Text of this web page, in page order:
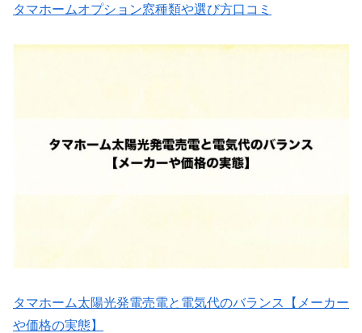
タマホームオプション窓種類や選び方口コミ
タマホーム太陽光発電売電と電気代のバランス【メーカー
や価格の実態】